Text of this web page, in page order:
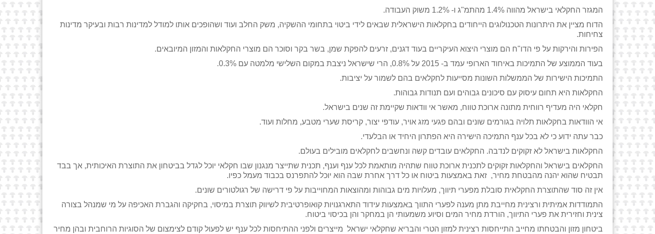
המגזר החקלאי בישראל מהווה 1.4% מהתמ"ג ו- 1.2% משוק העבודה.
הדוח מציין את היתרונות הטכנולוגים הייחודים בחקלאות הישראלית שבאים לידי ביטוי בתחומי ההשקיה, משק החלב ועוד ושהופכים אותו למודל למדינות רבות ובעיקר מדינות
צחיחות.
הפירות והירקות על פי הדו"ח הם מוצרי היצוא העיקריים בעוד דגנים, זרעים להפקת שמן, בשר בקר וסוכר הם מוצרי החקלאות והמזון המיובאים.
בעוד הממוצע של התמיכות באיחוד הארופי עמד ב- 2015 על 0.8%, הרי שישראל ניצבת במקום השלישי מלמטה עם 0.3%.
התמיכות הישירות של הממשלות השונות מסייעות לחקלאים בהם לשמור על יציבות.
החקלאות היא תחום עיסוק עם סיכונים גבוהים ועם תנודות גבוהות.
חקלאי היה מעדיף רווחית מתונה ארוכת טווח, מאשר אי וודאות שקיימת זה שנים בישראל.
אי הוודאות בחקלאות תלויה בגורמים שונים ובהם פגעי מזג אויר, עודפי יצור, קריסת שערי מטבע, מחלות ועוד.
כבר עתה ידוע כי לא בכל ענף התמיכה הישירה היא הפתרון היחיד או הבלעדי.
החקלאות בישראל לא זקוקים לנדבה. החקלאים עובדים קשה ונחשבים לחקלאים מובילים בעולם.
החקלאים בישראל והחקלאות זקוקים לתכנית ארוכת טווח שתהיה מותאמת לכל ענף וענף, תכנית שתייצר מנגנון שבו חקלאי יוכל לגדל בביטחון את התוצרת האיכותית, אך בבד
תבטיח שהוא יהנה מהבטחת מחיר, זאת באמצעות ביטוח או כל דרך אחרת שבה הוא יוכל להתפרנס בכבוד מעמל כפיו.
אין זה סוד שהתוצרת החקלאית סובלת מפערי תיווך, מעלויות מים גבוהות ומהוצאות המחוייבות על פי דרישה של רגולטורים שונים.
התמודדות אמיתית ורצינית מחייבת מתן מענה לפערי התווך באמצעות עידוד התארגנויות קואופרטיבית לשיווק תוצרת במיסוי, בחקיקה והגברת האכיפה על מי שמנהל בצורה
צינית וחזירית את פערי התיווך, הורדת מחיר המים וסיוע משמעותי הן במחקר והן בכיסוי ביטוח.
ביטחון מזון והבטחתו מחייב התייחסות רצינית למזון הטרי והבריא שחקלאי ישראל מייצרים ולפני ההתיחסות לכל ענף יש לפעול קודם לצימצום של הסוגיות הרוחבית ובהן מחיר